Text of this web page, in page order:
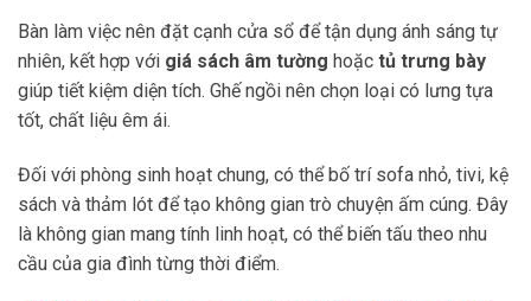
Bàn làm việc nên đặt cạnh cửa sổ để tận dụng ánh sáng tự
nhiên, kết hợp với giá sách âm tường hoặc tủ trưng bày
giúp tiết kiệm diện tích. Ghế ngồi nên chọn loại có lưng tựa
tốt, chất liệu êm ái.
Đối với phòng sinh hoạt chung, có thể bố trí sofa nhỏ, tivi, kệ
sách và thảm lót để tạo không gian trò chuyện ấm cúng. Đây
là không gian mang tính linh hoạt, có thể biến tấu theo nhu
cầu của gia đình từng thời điểm.